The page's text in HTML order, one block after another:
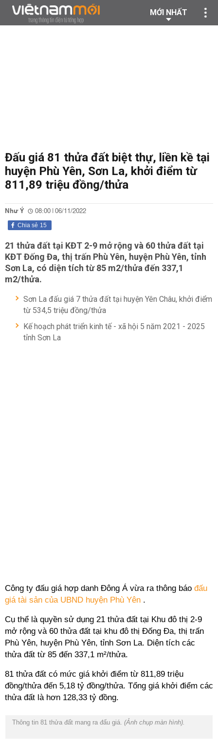
MỚI NHẤT
Đấu giá 81 thửa đất biệt thự, liền kề tại
huyện Phù Yên, Sơn La, khởi điểm từ
811,89 triệu đồng/thửa
Như Ý 08:00 | 06/11/2022
15
Chia sẻ
21 thửa đất tại KĐT 2-9 mở rộng và 60 thửa đất tại
KĐT Đống Đa, thị trấn Phù Yên, huyện Phù Yên, tỉnh
Sơn La, có diện tích từ 85 m2/thửa đến 337,1
m2/thửa.
Sơn La đấu giá 7 thửa đất tại huyện Yên Châu, khởi điểm
từ 534,5 triệu đồng/thửa
Kế hoạch phát triển kinh tế - xã hội 5 năm 2021 - 2025
tỉnh Sơn La
Công ty đấu giá hợp danh Đông Á vừa ra thông báo đấu
giá tài sản của UBND huyện Phù Yên .
Cụ thể là quyền sử dụng 21 thửa đất tại Khu đô thị 2-9
mở rộng và 60 thửa đất tại khu đô thị Đống Đa, thị trấn
Phù Yên, huyện Phù Yên, tỉnh Sơn La. Diện tích các
thửa đất từ 85 đến 337,1 m²/thửa.
81 thửa đất có mức giá khởi điểm từ 811,89 triệu
đồng/thửa đến 5,18 tỷ đồng/thửa. Tổng giá khởi điểm các
thửa đất là hơn 128,33 tỷ đồng.
Thông tin 81 thửa đất mang ra đấu giá. (Ảnh chụp màn hình).